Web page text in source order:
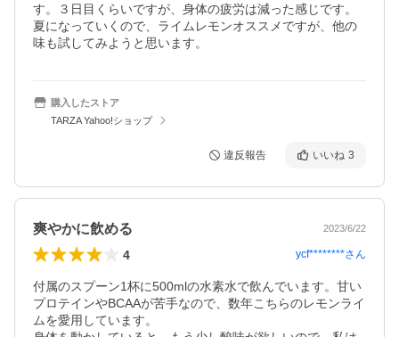
す。３日目くらいですが、身体の疲労は減った感じです。
夏になっていくので、ライムレモンオススメですが、他の
味も試してみようと思います。
購入したストア
TARZA Yahoo!ショップ
違反報告 いいね 3
爽やかに飲める 2023/6/22
4 ycf********さん
付属のスプーン1杯に500mlの水素水で飲んでいます。甘い
プロテインやBCAAが苦手なので、数年こちらのレモンライ
ムを愛用しています。